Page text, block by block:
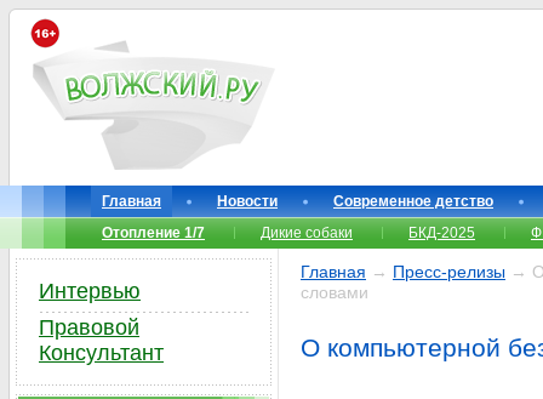
Главная Новости
Современное детство
Отопление 1/7
Дикие собаки БКД-2025
Главная → Пресс-релизы → О
словами
О компьютерной
Интервью
Правовой
Консультант